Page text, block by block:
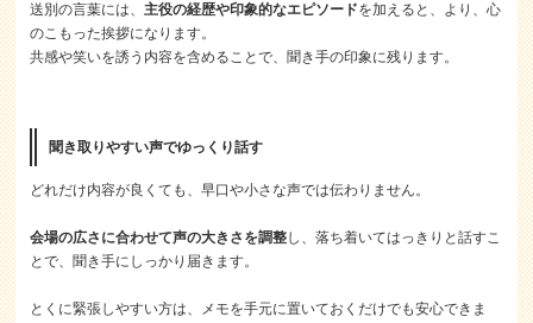
送別の言葉には、主役の経歴や印象的なエピソードを加えると、より、心
のこもった挨拶になります。
共感や笑いを誘う内容を含めることで、聞き手の印象に残ります。
聞き取りやすい声でゆっくり話す
どれだけ内容が良くても、早口や小さな声では伝わりません。
会場の広さに合わせて声の大きさを調整し、落ち着いてはっきりと話すこ
とで、聞き手にしっかり届きます。
とくに緊張しやすい方は、メモを手元に置いておくだけでも安心できま